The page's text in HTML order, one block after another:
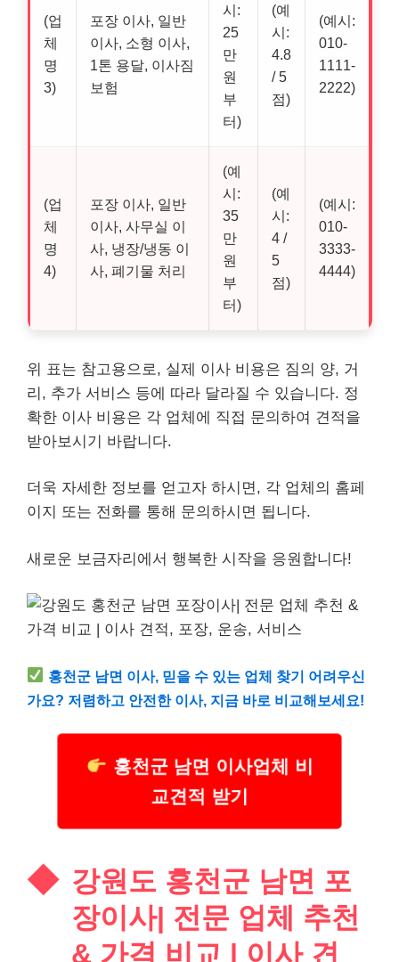
(업
체
명
3)
포장 이사, 일반
이사, 소형 이사,
1톤 용달, 이사짐
보험
시:
25
만
원
부
터)
(예
시:
4.8
/ 5
점)
(예시:
010-
1111-
2222)
(업
체
명
4)
포장 이사, 일반
이사, 사무실 이
사, 냉장/냉동 이
사, 폐기물 처리
(예
시:
35
만
원
부
터)
(예
시:
4 /
5
점)
(예시:
010-
3333-
4444)
위 표는 참고용으로, 실제 이사 비용은 짐의 양, 거
리, 추가 서비스 등에 따라 달라질 수 있습니다. 정
확한 이사 비용은 각 업체에 직접 문의하여 견적을
받아보시기 바랍니다.
더욱 자세한 정보를 얻고자 하시면, 각 업체의 홈페
이지 또는 전화를 통해 문의하시면 됩니다.
새로운 보금자리에서 행복한 시작을 응원합니다!
홍천군 남면 이사, 믿을 수 있는 업체 찾기 어려우신
가요? 저렴하고 안전한 이사, 지금 바로 비교해보세요!
홍천군 남면 이사업체 비
교견적 받기
강원도 홍천군 남면 포
장이사| 전문 업체 추천
& 가격 비교 | 이사 견